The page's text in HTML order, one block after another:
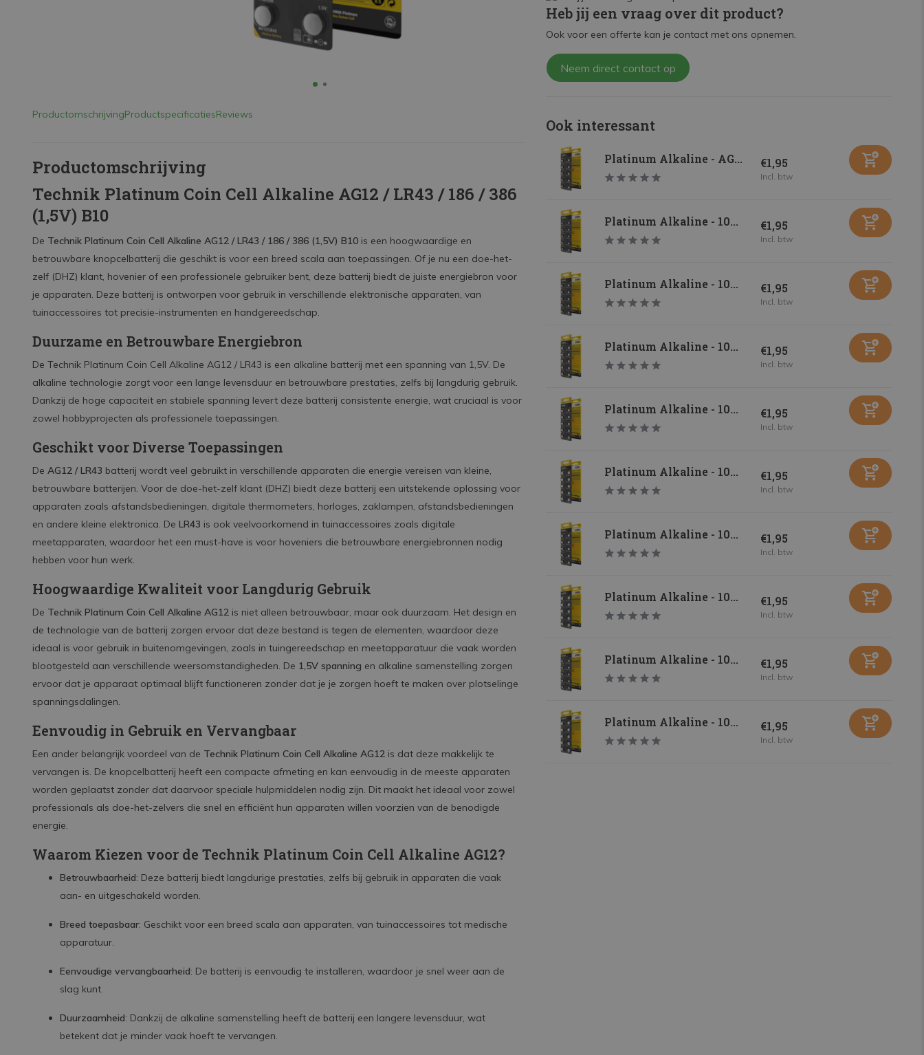
ProductomschrijvingProductspecificatiesReviews
Productomschrijving
Technik Platinum Coin Cell Alkaline AG12 / LR43 / 186 / 386
(1,5V) B10
De Technik Platinum Coin Cell Alkaline AG12 / LR43 / 186 / 386 (1,5V) B10 is een hoogwaardige en
betrouwbare knopcelbatterij die geschikt is voor een breed scala aan toepassingen. Of je nu een doe-het-
zelf (DHZ) klant, hovenier of een professionele gebruiker bent, deze batterij biedt de juiste energiebron voor
je apparaten. Deze batterij is ontworpen voor gebruik in verschillende elektronische apparaten, van
tuinaccessoires tot precisie-instrumenten en handgereedschap.
Duurzame en Betrouwbare Energiebron
De Technik Platinum Coin Cell Alkaline AG12 / LR43 is een alkaline batterij met een spanning van 1,5V. De
alkaline technologie zorgt voor een lange levensduur en betrouwbare prestaties, zelfs bij langdurig gebruik.
Dankzij de hoge capaciteit en stabiele spanning levert deze batterij consistente energie, wat cruciaal is voor
zowel hobbyprojecten als professionele toepassingen.
Geschikt voor Diverse Toepassingen
De AG12 / LR43 batterij wordt veel gebruikt in verschillende apparaten die energie vereisen van kleine,
betrouwbare batterijen. Voor de doe-het-zelf klant (DHZ) biedt deze batterij een uitstekende oplossing voor
apparaten zoals afstandsbedieningen, digitale thermometers, horloges, zaklampen, afstandsbedieningen
en andere kleine elektronica. De LR43 is ook veelvoorkomend in tuinaccessoires zoals digitale
meetapparaten, waardoor het een must-have is voor hoveniers die betrouwbare energiebronnen nodig
hebben voor hun werk.
Hoogwaardige Kwaliteit voor Langdurig Gebruik
De Technik Platinum Coin Cell Alkaline AG12 is niet alleen betrouwbaar, maar ook duurzaam. Het design en
de technologie van de batterij zorgen ervoor dat deze bestand is tegen de elementen, waardoor deze
ideaal is voor gebruik in buitenomgevingen, zoals in tuingereedschap en meetapparatuur die vaak worden
blootgesteld aan verschillende weersomstandigheden. De 1,5V spanning en alkaline samenstelling zorgen
ervoor dat je apparaat optimaal blijft functioneren zonder dat je je zorgen hoeft te maken over plotselinge
spanningsdalingen.
Eenvoudig in Gebruik en Vervangbaar
Een ander belangrijk voordeel van de Technik Platinum Coin Cell Alkaline AG12 is dat deze makkelijk te
vervangen is. De knopcelbatterij heeft een compacte afmeting en kan eenvoudig in de meeste apparaten
worden geplaatst zonder dat daarvoor speciale hulpmiddelen nodig zijn. Dit maakt het ideaal voor zowel
professionals als doe-het-zelvers die snel en efficiënt hun apparaten willen voorzien van de benodigde
energie.
Waarom Kiezen voor de Technik Platinum Coin Cell Alkaline AG12?
Betrouwbaarheid: Deze batterij biedt langdurige prestaties, zelfs bij gebruik in apparaten die vaak
aan- en uitgeschakeld worden.
Breed toepasbaar: Geschikt voor een breed scala aan apparaten, van tuinaccessoires tot medische
apparatuur.
Eenvoudige vervangbaarheid: De batterij is eenvoudig te installeren, waardoor je snel weer aan de
slag kunt.
Duurzaamheid: Dankzij de alkaline samenstelling heeft de batterij een langere levensduur, wat
betekent dat je minder vaak hoeft te vervangen.
Heb jij een vraag over dit product?
Ook voor een offerte kan je contact met ons opnemen.
Neem direct contact op
Ook interessant
Platinum Alkaline - AG... €1,95
Incl. btw
Platinum Alkaline - 10... €1,95
Incl. btw
Platinum Alkaline - 10... €1,95
Incl. btw
Platinum Alkaline - 10... €1,95
Incl. btw
Platinum Alkaline - 10... €1,95
Incl. btw
Platinum Alkaline - 10... €1,95
Incl. btw
Platinum Alkaline - 10... €1,95
Incl. btw
Platinum Alkaline - 10... €1,95
Incl. btw
Platinum Alkaline - 10... €1,95
Incl. btw
Platinum Alkaline - 10... €1,95
Incl. btw